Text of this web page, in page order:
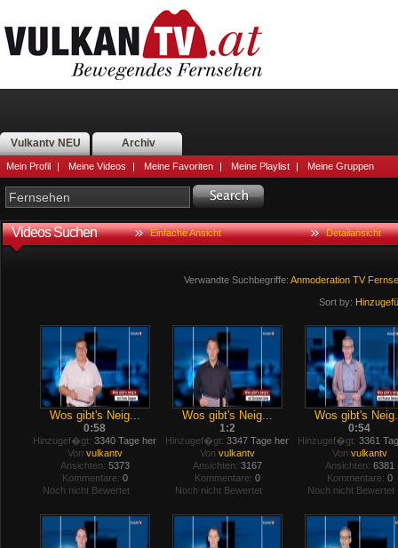
Vulkantv NEU Archiv
Mein Profil | Meine Videos | Meine Favoriten | Meine Playlist | Meine Gruppen
Videos Suchen Einfache Ansicht Detailansicht
Verwandte Suchbegriffe: Anmoderation TV
Sort by:
Wos gibt's Neig...
0:58
Hinzugef�gt: 3340 Tage her
Von vulkantv
Ansichten: 5373
Kommentare: 0
Noch nicht Bewertet
Wos gibt's Neig...
1:2
Hinzugef�gt: 3347 Tage her
Von vulkantv
Ansichten: 3167
Kommentare: 0
Noch nicht Bewertet
Wos gibt's
0:54
Hinzugef�gt: 3361
Von vulkantv
Ansichten: 6381
Kommentare: 0
Noch nicht Bewertet